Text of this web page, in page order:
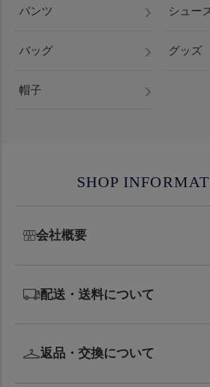
パンツ シュー
バッグ グッズ
帽子
SHOP
会社概要
配送・送料について
返品・交換について